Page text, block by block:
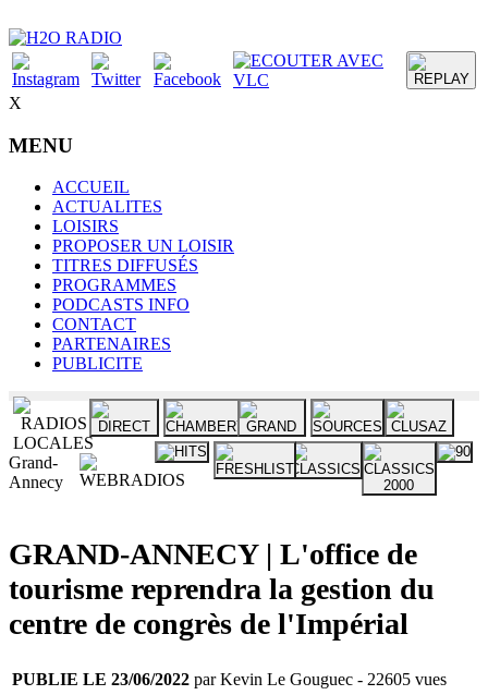
X
MENU
ACCUEIL
ACTUALITES
LOISIRS
PROPOSER UN LOISIR
TITRES DIFFUSÉS
PROGRAMMES
PODCASTS INFO
CONTACT
PARTENAIRES
PUBLICITE
Grand-
Annecy
GRAND-ANNECY | L'office de
tourisme reprendra la gestion du
centre de congrès de l'Impérial
PUBLIE LE 23/06/2022 par Kevin Le Gouguec - 22605 vues